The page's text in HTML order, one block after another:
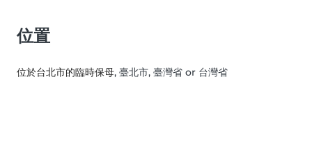
位置
位於台北市的臨時保母, 臺北市, 臺灣省 or 台灣省